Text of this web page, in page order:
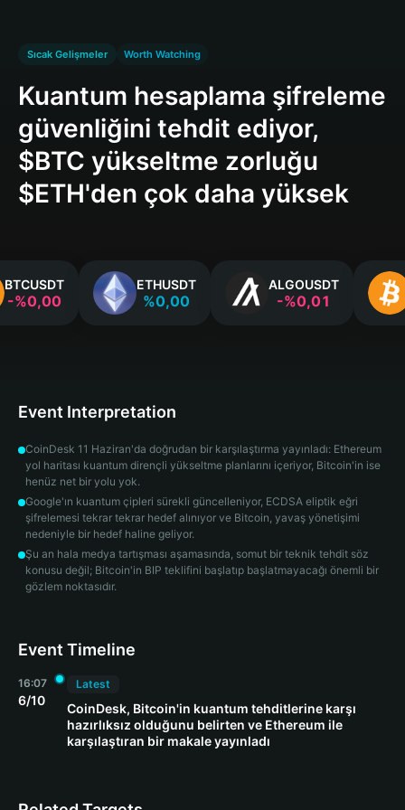
Sıcak Gelişmeler Worth Watching
Kuantum hesaplama şifreleme
güvenliğini tehdit ediyor,
$BTC yükseltme zorluğu
$ETH'den çok daha yüksek
BTCUSDT
-%0,00
ETHUSDT
%0,00
ALGOUSDT
-%0,01
Event Interpretation
CoinDesk 11 Haziran'da doğrudan bir karşılaştırma yayınladı: Ethereum
yol haritası kuantum dirençli yükseltme planlarını içeriyor, Bitcoin'in ise
henüz net bir yolu yok.
Google'ın kuantum çipleri sürekli güncelleniyor, ECDSA eliptik eğri
şifrelemesi tekrar tekrar hedef alınıyor ve Bitcoin, yavaş yönetişimi
nedeniyle bir hedef haline geliyor.
Şu an hala medya tartışması aşamasında, somut bir teknik tehdit söz
konusu değil; Bitcoin'in BIP teklifini başlatıp başlatmayacağı önemli bir
gözlem noktasıdır.
Event Timeline
16:07
6/10
Latest
CoinDesk, Bitcoin'in kuantum tehditlerine karşı
hazırlıksız olduğunu belirten ve Ethereum ile
karşılaştıran bir makale yayınladı